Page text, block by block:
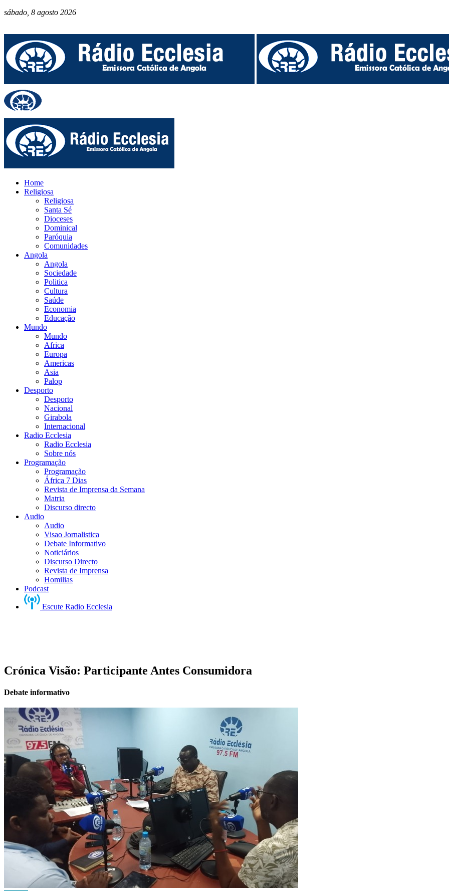
sábado, 8 agosto 2026
Home
Religiosa
Religiosa
Santa Sé
Dioceses
Dominical
Paróquia
Comunidades
Angola
Angola
Sociedade
Politica
Cultura
Saúde
Economia
Educação
Mundo
Mundo
Africa
Europa
Americas
Asia
Palop
Desporto
Desporto
Nacional
Girabola
Internacional
Radio Ecclesia
Radio Ecclesia
Sobre nós
Programação
Programação
África 7 Dias
Revista de Imprensa da Semana
Matria
Discurso directo
Audio
Audio
Visao Jornalistica
Debate Informativo
Noticiários
Discurso Directo
Revista de Imprensa
Homilias
Podcast
Escute Radio Ecclesia
Crónica Visão: Participante Antes Consumidora
Debate informativo